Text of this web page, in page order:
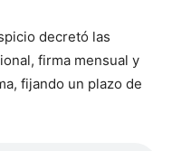
decretó las
firma mensual y
fijando un plazo de